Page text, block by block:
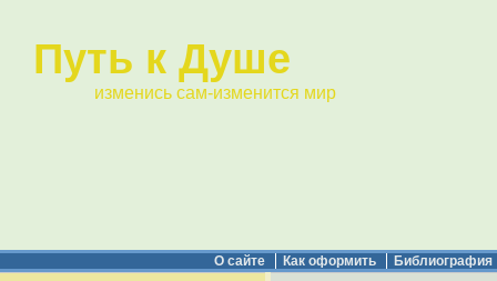
Путь к Душе
изменись сам-изменится мир
О сайте Как оформить Библиография